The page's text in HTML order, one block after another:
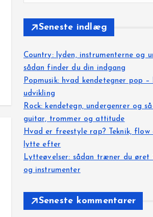
Seneste indlæg
Country: lyden, instrumenterne og
sådan finder du din indgang
Popmusik: hvad kendetegner pop
udvikling
Rock: kendetegn, undergenrer og
guitar, trommer og attitude
Hvad er freestyle rap? Teknik,
lytte efter
Lytteøvelser: sådan træner du øret
og instrumenter
Seneste kommentarer